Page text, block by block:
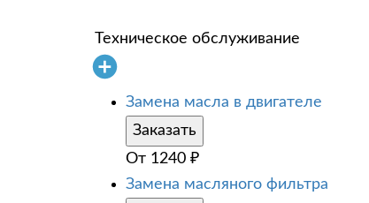
Техническое обслуживание
Замена масла в двигателе
Заказать
От 1240 ₽
Замена масляного фильтра